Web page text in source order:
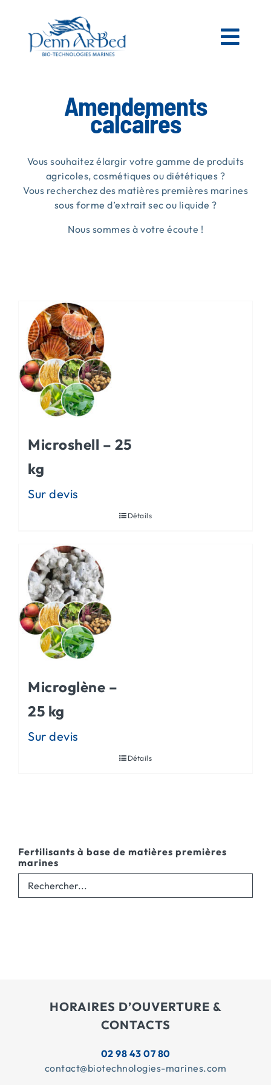
contenu
MATIÈRES PREMIÈRES MARINES
CONTACT
Amendements
calcaires
Vous souhaitez élargir votre gamme de produits
agricoles, cosmétiques ou diététiques ?
Vous recherchez des matières premières marines
sous forme d’extrait sec ou liquide ?
Nous sommes à votre écoute !
Microshell – 25
kg
Détails
Microglène –
25 kg
Détails
Fertilisants à base de matières premières
marines
HORAIRES D’OUVERTURE &
CONTACTS
02 98 43 07 80
contact@biotechnologies-marines.com